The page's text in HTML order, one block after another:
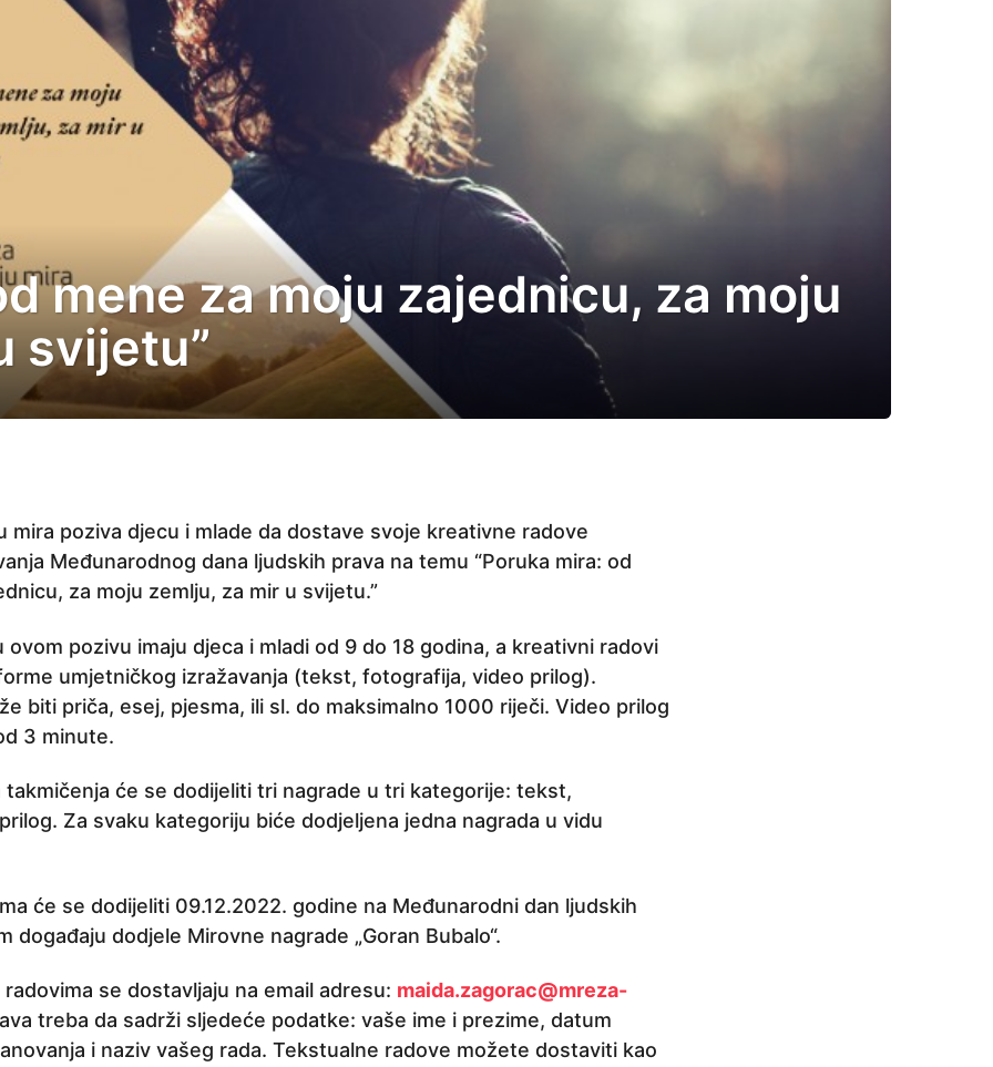
mene za moju zajednicu, za moju
svijetu”
mira poziva djecu i mlade da dostave svoje kreativne radove
Međunarodnog dana ljudskih prava na temu “Poruka mira: od
za moju zemlju, za mir u svijetu.”
ovom pozivu imaju djeca i mladi od 9 do 18 godina, a kreativni radovi
umjetničkog izražavanja (tekst, fotografija, video prilog).
biti priča, esej, pjesma, ili sl. do maksimalno 1000 riječi. Video prilog
3 minute.
takmičenja će se dodijeliti tri nagrade u tri kategorije: tekst,
Za svaku kategoriju biće dodjeljena jedna nagrada u vidu
će se dodijeliti 09.12.2022. godine na Međunarodni dan ljudskih
događaju dodjele Mirovne nagrade „Goran Bubalo“.
se dostavljaju na email adresu: maida.zagorac@mreza-
treba da sadrži sljedeće podatke: vaše ime i prezime, datum
i naziv vašeg rada. Tekstualne radove možete dostaviti kao